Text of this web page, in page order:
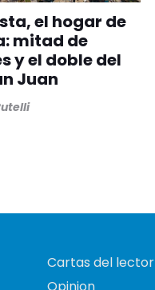
el hogar de
mitad de
y el doble del
Juan
Cartas del lector